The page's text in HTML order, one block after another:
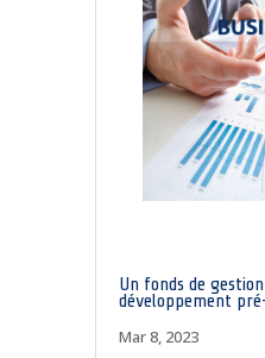
Un fonds de
développement
Mar 8, 2023